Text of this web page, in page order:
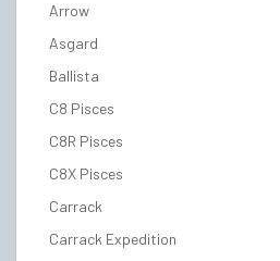
Arrow
Asgard
Ballista
C8 Pisces
C8R Pisces
C8X Pisces
Carrack
Carrack Expedition